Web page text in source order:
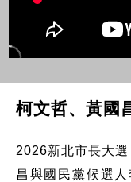
柯文哲、黃國
2026新北市長大
昌與國民黨候選